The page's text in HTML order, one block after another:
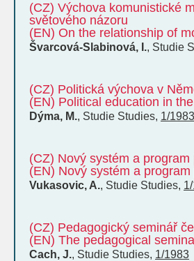
(CZ) Výchova komunistické
světového názoru
(EN) On the relationship of
Švarcová-Slabinová, I., Studie
(CZ) Politická výchova v
(EN) Political education in
Dýma, M., Studie Studies, 1/1983
(CZ) Nový systém a
(EN) Nový systém a
Vukasovic, A., Studie Studies,
(CZ) Pedagogický seminář
(EN) The pedagogical
Cach, J., Studie Studies, 1/1983